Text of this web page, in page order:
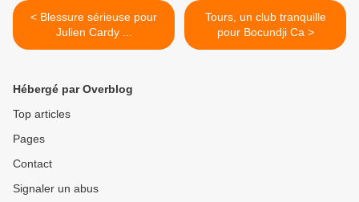
< Blessure sérieuse pour
Julien Cardy ...
Tours, un club tranquille
pour Bocundji Ca >
Hébergé par Overblog
Top articles
Pages
Contact
Signaler un abus